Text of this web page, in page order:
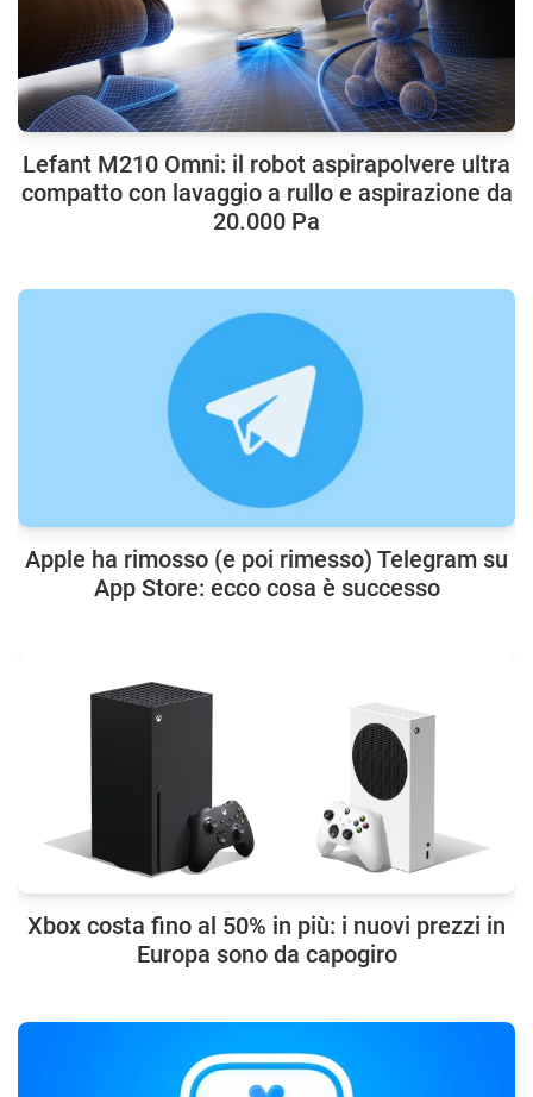
Lefant M210 Omni: il robot aspirapolvere ultra
compatto con lavaggio a rullo e aspirazione da
20.000 Pa
Apple ha rimosso (e poi rimesso) Telegram su
App Store: ecco cosa è successo
Xbox costa fino al 50% in più: i nuovi prezzi in
Europa sono da capogiro